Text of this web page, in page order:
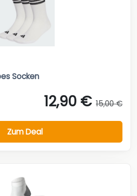
Socken
12,90 € 15,00 €
Zum Deal